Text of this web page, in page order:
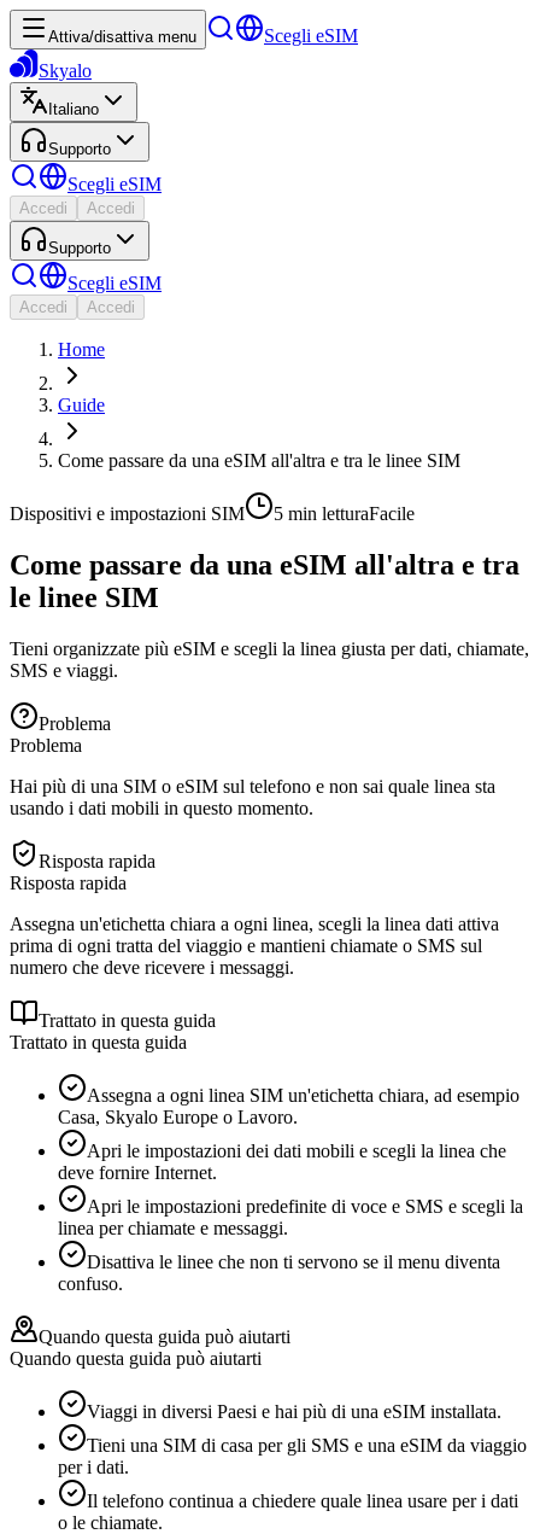
Attiva/disattiva menu
Scegli eSIM
Skyalo
Italiano
Supporto
Scegli eSIM
Accedi Accedi
Supporto
Scegli eSIM
Accedi Accedi
Home
Guide
Come passare da una eSIM all'altra e tra le linee SIM
Dispositivi e impostazioni SIM 5 min letturaFacile
Come passare da una eSIM all'altra e tra
le linee SIM
Tieni organizzate più eSIM e scegli la linea giusta per dati, chiamate,
SMS e viaggi.
Problema
Problema
Hai più di una SIM o eSIM sul telefono e non sai quale linea sta
usando i dati mobili in questo momento.
Risposta rapida
Risposta rapida
Assegna un'etichetta chiara a ogni linea, scegli la linea dati attiva
prima di ogni tratta del viaggio e mantieni chiamate o SMS sul
numero che deve ricevere i messaggi.
Trattato in questa guida
Trattato in questa guida
Assegna a ogni linea SIM un'etichetta chiara, ad esempio
Casa, Skyalo Europe o Lavoro.
Apri le impostazioni dei dati mobili e scegli la linea che
deve fornire Internet.
Apri le impostazioni predefinite di voce e SMS e scegli la
linea per chiamate e messaggi.
Disattiva le linee che non ti servono se il menu diventa
confuso.
Quando questa guida può aiutarti
Quando questa guida può aiutarti
Viaggi in diversi Paesi e hai più di una eSIM installata.
Tieni una SIM di casa per gli SMS e una eSIM da viaggio
per i dati.
Il telefono continua a chiedere quale linea usare per i dati
o le chiamate.